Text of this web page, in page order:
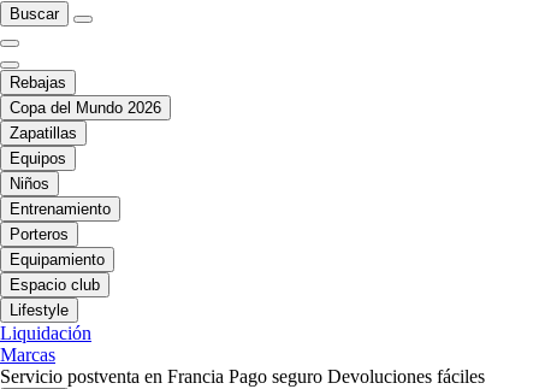
Buscar
Rebajas
Copa del Mundo 2026
Zapatillas
Equipos
Niños
Entrenamiento
Porteros
Equipamiento
Espacio club
Lifestyle
Liquidación
Marcas
Servicio postventa en Francia Pago seguro Devoluciones fáciles